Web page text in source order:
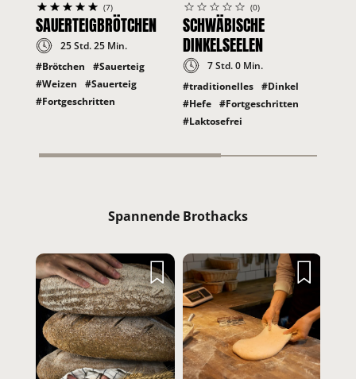
(7)
SAU­ER­TEIG­BRÖT­CHEN
25 Std. 25 Min.
#Brötchen
#Sauerteig
#Weizen
#Sauerteig
#Fortgeschritten
(0)
SCHWÄBISCHE
DINKELSEELEN
7 Std. 0 Min.
#traditionelles #Dinkel
#Hefe #Fortgeschritten
#Laktosefrei
Spannende Brothacks